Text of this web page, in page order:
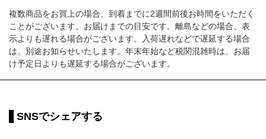
複数商品をお買上の場合、到着までに2週間前後お時間をいただく
ことがございます。お届けまでの目安です。離島などの場合、表
示よりも遅れる場合がございます。入荷遅れなどで遅延する場合
は、別途お知らせいたします。年末年始など税関混雑時は、お届
け予定日よりも遅延する場合がございます。
SNSでシェアする